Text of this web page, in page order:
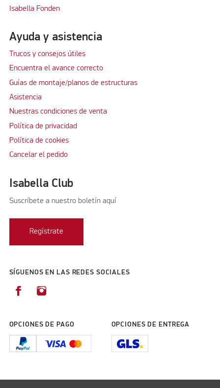
Isabella Fonden
Ayuda y asistencia
Trucos y consejos útiles
Encuentra el avance correcto
Guías de montaje/planos de estructuras
Asistencia
Nuestras condiciones de venta
Política de privacidad
Política de cookies
Cancelar el pedido
Isabella Club
Suscríbete a nuestro boletín aquí
Regístrate
SÍGUENOS EN LAS REDES SOCIALES
OPCIONES DE PAGO OPCIONES DE ENTREGA